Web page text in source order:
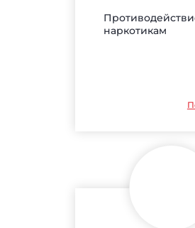
наркотикам